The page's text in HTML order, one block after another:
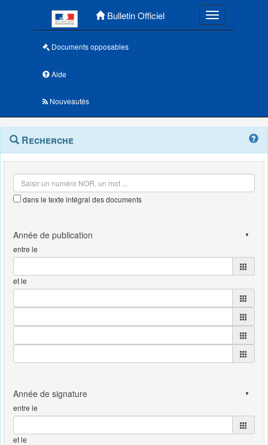
Bulletin Officiel Toggle
Documents opposables
Aide
Nouveautés
Navigation
outils
Menu
contextuel
Recherche
dans le texte intégral des documents
entre le
et le
entre le
et le